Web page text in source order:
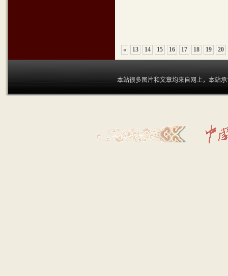
« 13 14 15 16 17 18 19 20
本站很多图片和文章均来自网上，本站